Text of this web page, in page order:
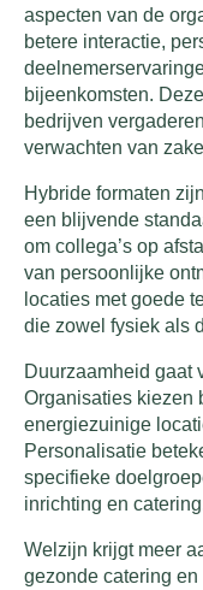
aspecten van de
betere interactie,
bijeenkomsten.
bedrijven
verwachten van
Hybride formaten
een blijvende
om collega’s op
van persoonlijke
locaties met goede
die zowel fysiek als
Duurzaamheid gaat
Organisaties kiezen
energiezuinige
Personalisatie
specifieke
inrichting en
Welzijn krijgt meer
gezonde catering